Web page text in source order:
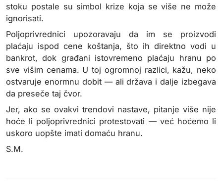
stoku postale su simbol krize koja se više ne može
ignorisati.
Poljoprivrednici upozoravaju da im se proizvodi
plaćaju ispod cene koštanja, što ih direktno vodi u
bankrot, dok građani istovremeno plaćaju hranu po
sve višim cenama. U toj ogromnoj razlici, kažu, neko
ostvaruje enormnu dobit — ali država i dalje izbegava
da preseče taj čvor.
Jer, ako se ovakvi trendovi nastave, pitanje više nije
hoće li poljoprivrednici protestovati — već hoćemo li
uskoro uopšte imati domaću hranu.
S.M.